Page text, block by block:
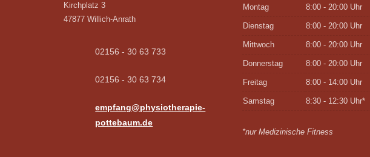
Kirchplatz 3
47877 Willich-Anrath
02156 - 30 63 733
02156 - 30 63 734
empfang@physiotherapie-
pottebaum.de
Montag 8:00 - 20:00 Uhr
Dienstag 8:00 - 20:00 Uhr
Mittwoch 8:00 - 20:00 Uhr
Donnerstag 8:00 - 20:00 Uhr
Freitag 8:00 - 14:00 Uhr
Samstag 8:30 - 12:30 Uhr*
*nur Medizinische Fitness